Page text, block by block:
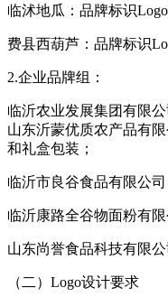
临沭地瓜：品牌标识
费县西葫芦：品牌标识
2.企业品牌组：
临沂农业发展集团有限
山东沂蒙优质农产品有
和礼盒包装；
临沂市良谷食品有限公
临沂康路全谷物面粉有
山东尚誉食品科技有限
（二）Logo设计要求